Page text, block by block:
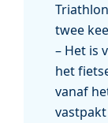
twee
– Het is
het
vanaf